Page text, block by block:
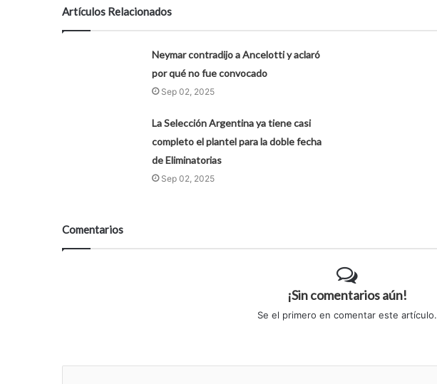
Artículos Relacionados
Neymar contradijo a Ancelotti y aclaró
por qué no fue convocado
Sep 02, 2025
La Selección Argentina ya tiene casi
completo el plantel para la doble fecha
de Eliminatorias
Sep 02, 2025
Comentarios
¡Sin comentarios aún!
Se el primero en comentar este artículo.